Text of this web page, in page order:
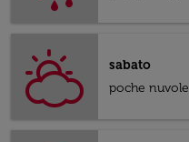
sabato
poche nuvole